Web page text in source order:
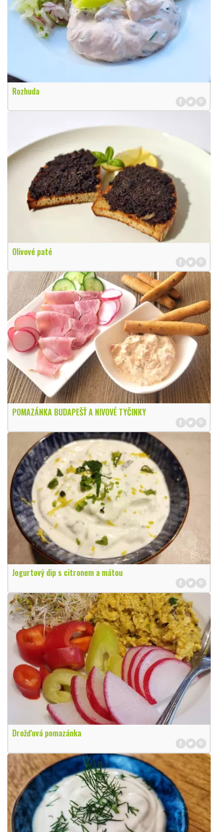
Rozhuda
Olivové paté
POMAZÁNKA BUDAPEŠŤ A NIVOVÉ TYČINKY
Jogurtový dip s citronem a mátou
Drožďová pomazánka